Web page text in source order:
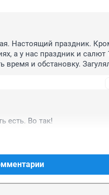
Настоящий праздник.
а у нас праздник и салют
и обстановку.
есть. Во так!